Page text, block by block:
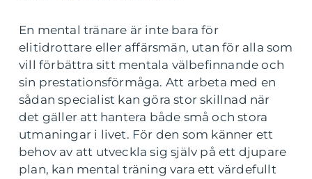
En mental tränare är inte bara för
elitidrottare eller affärsmän, utan för alla som
vill förbättra sitt mentala välbefinnande och
sin prestationsförmåga. Att arbeta med en
sådan specialist kan göra stor skillnad när
det gäller att hantera både små och stora
utmaningar i livet. För den som känner ett
behov av att utveckla sig själv på ett djupare
plan, kan mental träning vara ett värdefullt